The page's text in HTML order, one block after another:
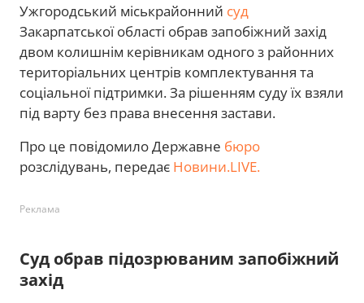
Ужгородський міськрайонний суд
Закарпатської області обрав запобіжний захід
двом колишнім керівникам одного з районних
територіальних центрів комплектування та
соціальної підтримки. За рішенням суду їх взяли
під варту без права внесення застави.
Про це повідомило Державне бюро
розслідувань, передає Новини.LIVE.
Реклама
Суд обрав підозрюваним запобіжний
захід